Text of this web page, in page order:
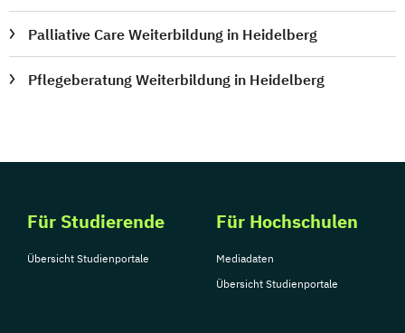
Palliative Care Weiterbildung in Heidelberg
Pflegeberatung Weiterbildung in Heidelberg
Für Studierende
Übersicht Studienportale
Für Hochschulen
Mediadaten
Übersicht Studienportale